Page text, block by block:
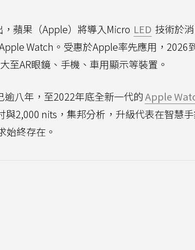
蘋果（Apple）將導入Micro LED 技術於
Watch。受惠於Apple率先應用，2026
至AR眼鏡、手機、車用顯示等裝置。
八年，至2022年底全新一代的Apple
2,000 nits，集邦分析，升級代表在智慧手
始終存在。